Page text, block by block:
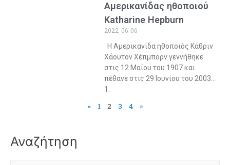
Αμερικανίδας ηθοποιού
Katharine Hepburn
2022-06-06
H Αμερικανίδα ηθοποιός Κάθριν
Χάουτον Χέπμπορν γεννήθηκε
στις 12 Μαΐου του 1907 και
πέθανε στις 29 Ιουνίου του 2003…
1.
« 1 2 3 4 »
Αναζήτηση